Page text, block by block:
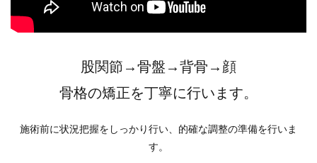
股関節→骨盤→背骨→顔
骨格の矯正を丁寧に行います。
施術前に状況把握をしっかり行い、的確な調整の準備を行いま
す。